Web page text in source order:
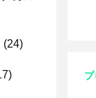
(24)